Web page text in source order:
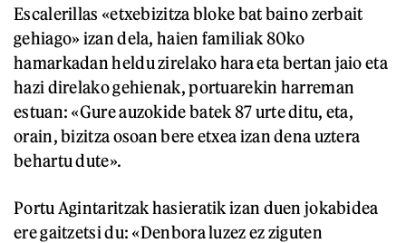
Escalerillas «etxebizitza bloke bat baino zerbait
gehiago» izan dela, haien familiak 80ko
hamarkadan heldu zirelako hara eta bertan jaio eta
hazi direlako gehienak, portuarekin harreman
estuan: «Gure auzokide batek 87 urte ditu, eta,
orain, bizitza osoan bere etxea izan dena uztera
behartu dute».
Portu Agintaritzak hasieratik izan duen jokabidea
ere gaitzetsi du: «Denbora luzez ez ziguten